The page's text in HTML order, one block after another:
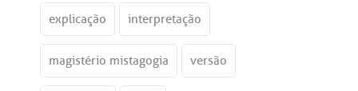
explicação interpretação
magistério mistagogia versão